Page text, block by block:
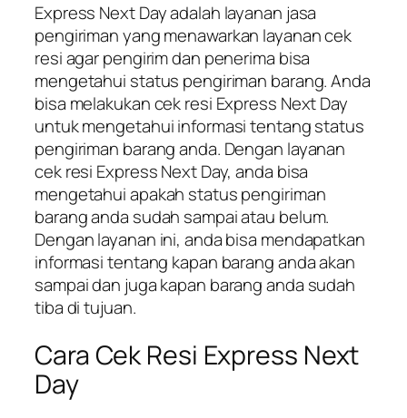
Express Next Day adalah layanan jasa
pengiriman yang menawarkan layanan cek
resi agar pengirim dan penerima bisa
mengetahui status pengiriman barang. Anda
bisa melakukan cek resi Express Next Day
untuk mengetahui informasi tentang status
pengiriman barang anda. Dengan layanan
cek resi Express Next Day, anda bisa
mengetahui apakah status pengiriman
barang anda sudah sampai atau belum.
Dengan layanan ini, anda bisa mendapatkan
informasi tentang kapan barang anda akan
sampai dan juga kapan barang anda sudah
tiba di tujuan.
Cara Cek Resi Express Next
Day